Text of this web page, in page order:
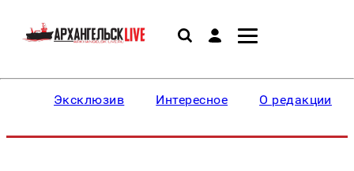
Эксклюзив Интересное О редакции